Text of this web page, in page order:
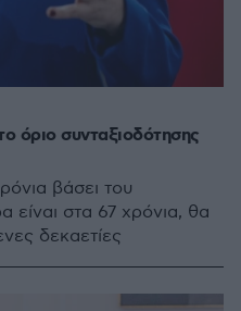
όριο συνταξιοδότησης
βάσει του
στα 67 χρόνια, θα
δεκαετίες